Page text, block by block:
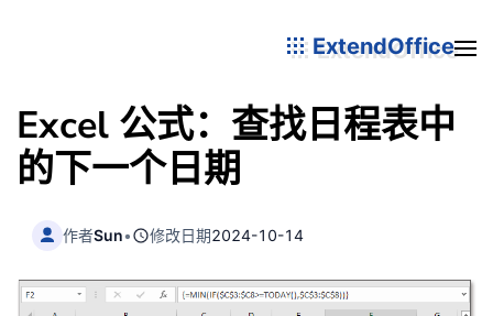
ExtendOffice
Excel 公式：查找日程表中
的下一个日期
作者Sun• 修改日期2024-10-14